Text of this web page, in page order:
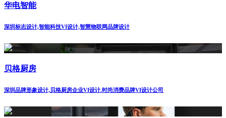
华电智能
深圳标志设计,智能科技VI设计,智慧物联网品牌设计
贝格厨房
深圳品牌形象设计,贝格厨房企业VI设计.时尚消费品牌VI设计公司